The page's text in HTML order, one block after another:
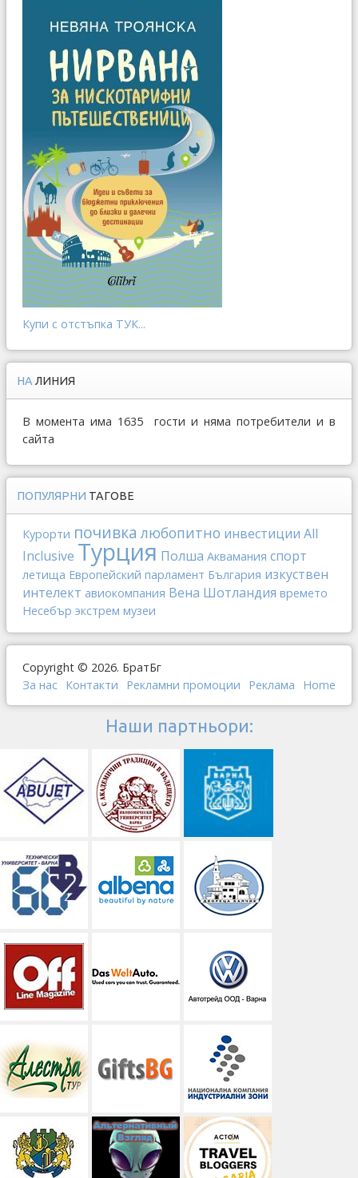
Купи с отстъпка ТУК...
НА ЛИНИЯ
В момента има 1635 гости и няма потребители и в
сайта
ПОПУЛЯРНИ ТАГОВЕ
Курорти почивка любопитно инвестиции All
Inclusive Турция Полша Аквамания спорт
летища Европейский парламент България изкуствен
интелект авиокомпания Вена Шотландия времето
Несебър экстрем музеи
Copyright © 2026. БратБг
За нас Контакти Рекламни промоции Реклама Home
Наши партньори: